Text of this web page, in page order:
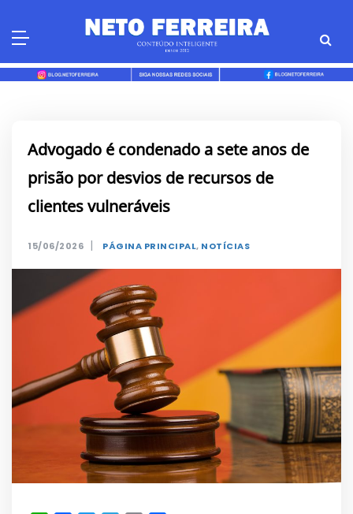
Advogado é condenado a sete anos de
prisão por desvios de recursos de
clientes vulneráveis
15/06/2026 | PÁGINA PRINCIPAL, NOTÍCIAS